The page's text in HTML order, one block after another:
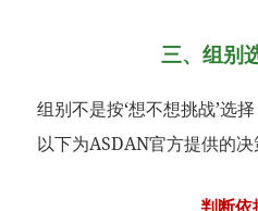
三、组别
组别不是按‘想不想挑战’选
以下为ASDAN官方提供的决